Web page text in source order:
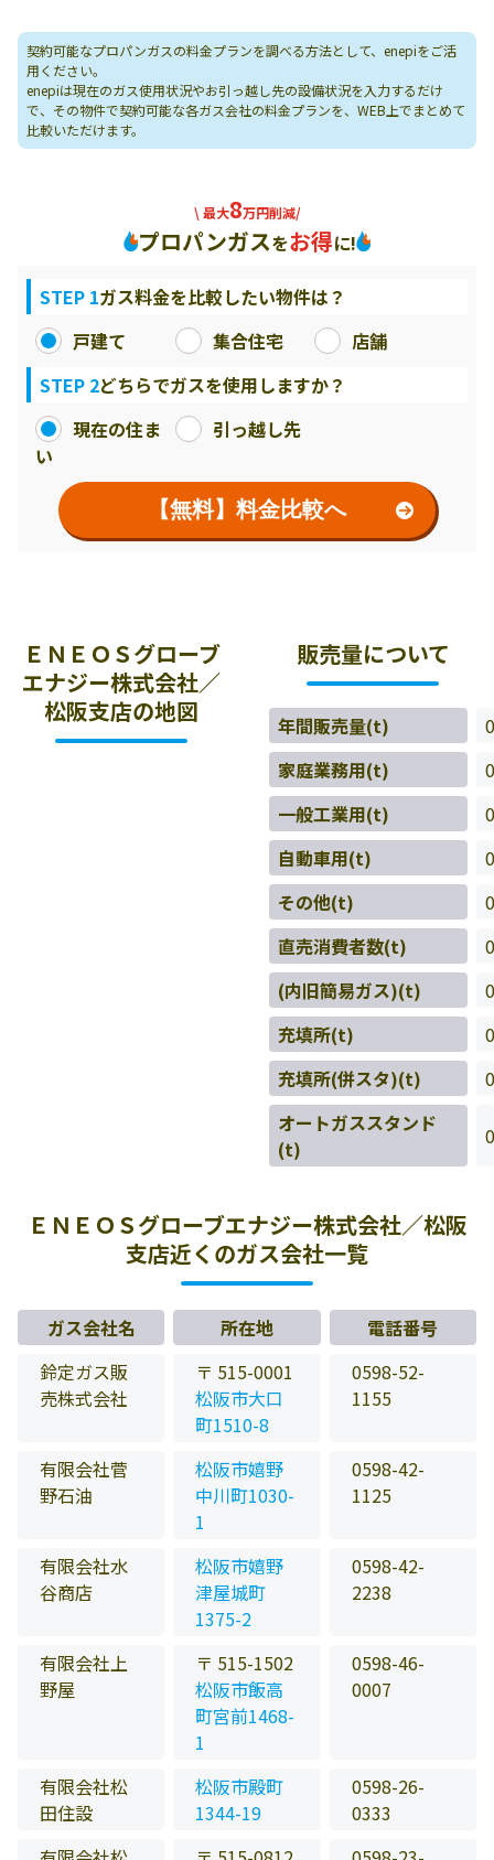
契約可能なプロパンガスの料金プランを調べる方法として、enepiをご活
用ください。
enepiは現在のガス使用状況やお引っ越し先の設備状況を入力するだけ
で、その物件で契約可能な各ガス会社の料金プランを、WEB上でまとめて
比較いただけます。
\ 最大8万円削減/
プロパンガスをお得に!
STEP 1ガス料金を比較したい物件は？
戸建て
集合住宅
店舗
STEP 2どちらでガスを使用しますか？
現在の住ま
い
引っ越し先
【無料】料金比較へ
ＥＮＥＯＳグローブ
エナジー株式会社／
松阪支店の地図
販売量について
年間販売量(t)
0
家庭業務用(t)
0
一般工業用(t)
0
自動車用(t)
0
その他(t)
0
直売消費者数(t)
0
(内旧簡易ガス)(t)
0
充填所(t)
0
充填所(併スタ)(t)
0
オートガススタンド
(t)
0
ＥＮＥＯＳグローブエナジー株式会社／松阪
支店近くのガス会社一覧
ガス会社名 所在地
電話番号
鈴定ガス販
売株式会社
〒 515-0001
松阪市大口
町1510-8
0598-52-
1155
有限会社菅
野石油
松阪市嬉野
中川町1030-
1
0598-42-
1125
有限会社水
谷商店
松阪市嬉野
津屋城町
1375-2
0598-42-
2238
有限会社上
野屋
〒 515-1502
松阪市飯高
町宮前1468-
1
0598-46-
0007
有限会社松
田住設
松阪市殿町
1344-19
0598-26-
0333